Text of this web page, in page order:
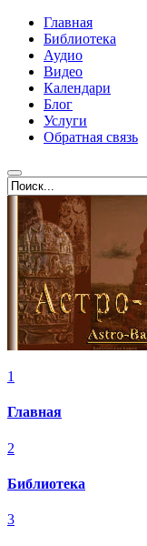
Главная
Библиотека
Аудио
Видео
Календари
Блог
Услуги
Обратная связь
1
Главная
2
Библиотека
3